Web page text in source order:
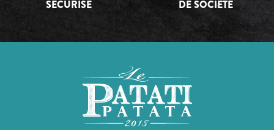
SÉCURISÉ
DE SOCIÉTÉ